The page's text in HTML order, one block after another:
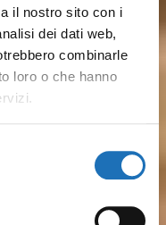
il nostro sito con i
dei dati web,
combinarle
loro o che hanno
storia
si
vero del
ristoranti
colline
km e
è
di